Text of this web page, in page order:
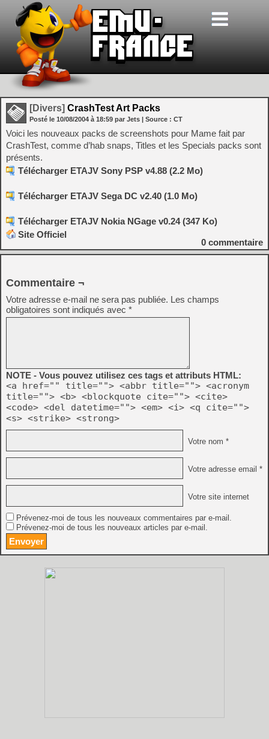
[Divers] CrashTest Art Packs
Posté le 10/08/2004 à 18:59 par Jets | Source : CT
Voici les nouveaux packs de screenshots pour Mame fait par
CrashTest, comme d’hab snaps, Titles et les Specials packs sont
présents.
Télécharger ETAJV Sony PSP v4.88 (2.2 Mo)
Télécharger ETAJV Sega DC v2.40 (1.0 Mo)
Télécharger ETAJV Nokia NGage v0.24 (347 Ko)
Site Officiel
0 commentaire
Commentaire ¬
Votre adresse e-mail ne sera pas publiée. Les champs
obligatoires sont indiqués avec *
NOTE - Vous pouvez utilisez ces tags et attributs HTML:
<a href="" title=""> <abbr title=""> <acronym
title=""> <b> <blockquote cite=""> <cite>
<code> <del datetime=""> <em> <i> <q cite="">
<s> <strike> <strong>
Votre nom *
Votre adresse email *
Votre site internet
Prévenez-moi de tous les nouveaux commentaires par e-mail.
Prévenez-moi de tous les nouveaux articles par e-mail.